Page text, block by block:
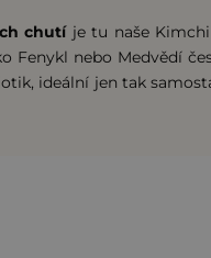
chutíje tu naše Kimchi
Fenykl nebo Medvědí
ideální jen tak